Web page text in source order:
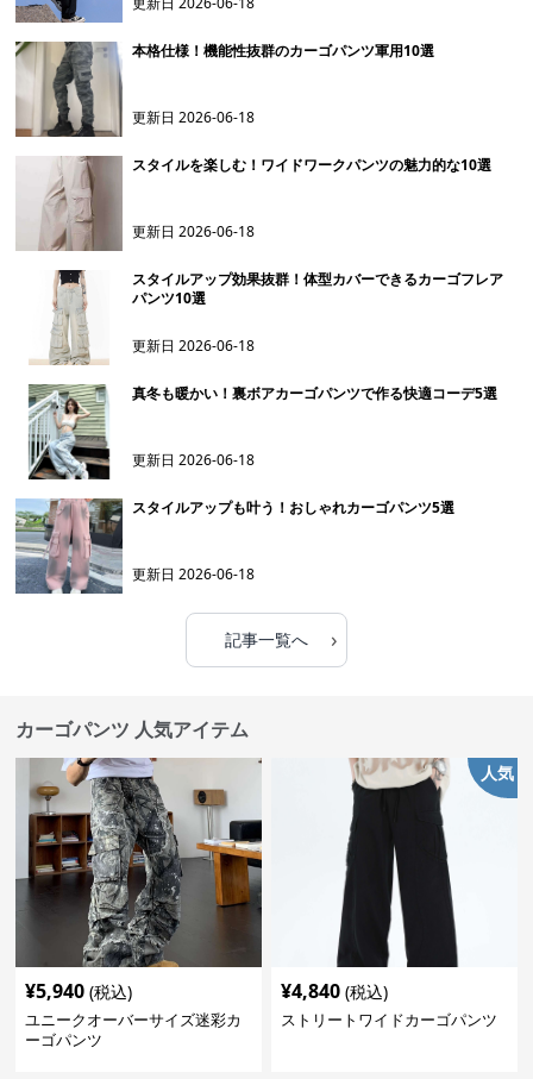
本格仕様！機能性抜群のカーゴパンツ軍用10選
更新日2026-06-18
スタイルを楽しむ！ワイドワークパンツの魅力的な10選
更新日2026-06-18
スタイルアップ効果抜群！体型カバーできるカーゴフレア
パンツ10選
更新日2026-06-18
真冬も暖かい！裏ボアカーゴパンツで作る快適コーデ5選
更新日2026-06-18
スタイルアップも叶う！おしゃれカーゴパンツ5選
更新日2026-06-18
記事一覧へ ›
カーゴパンツ 人気アイテム
¥5,940 (税込)
ユニークオーバーサイズ迷彩カ
ーゴパンツ
人気
¥4,840 (税込)
ストリートワイドカーゴパンツ